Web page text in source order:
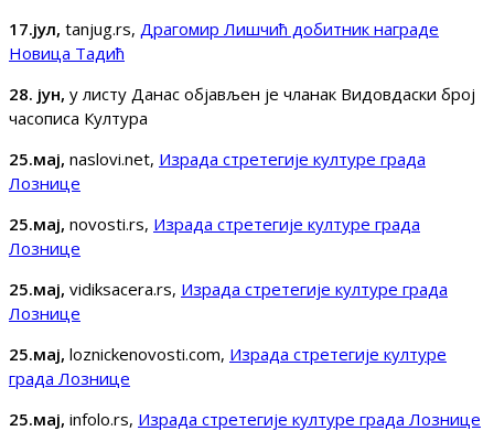
17.јул, tanjug.rs, Драгомир Лишчић добитник награде
Новица Тадић
28. јун, у листу Данас објављен је чланак Видовдаски број
часописа Култура
25.мај, naslovi.net, Израда стретегије културе града
Лознице
25.мај, novosti.rs, Израда стретегије културе града
Лознице
25.мај, vidiksacera.rs, Израда стретегије културе града
Лознице
25.мај, loznickenovosti.com, Израда стретегије културе
града Лознице
25.мај, infolo.rs, Израда стретегије културе града Лознице